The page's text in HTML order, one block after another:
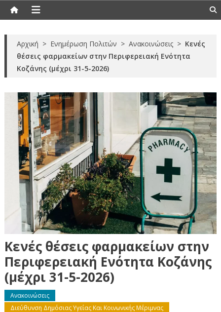
Αρχική > Ενημέρωση Πολιτών > Ανακοινώσεις > Κενές
θέσεις φαρμακείων στην Περιφερειακή Ενότητα
Κοζάνης (μέχρι 31-5-2026)
Κενές θέσεις φαρμακείων στην
Περιφερειακή Ενότητα Κοζάνης
(μέχρι 31-5-2026)
Ανακοινώσεις
Διεύθυνση Δημόσιας Υγείας Και Κοινωνικής Μέριμνας